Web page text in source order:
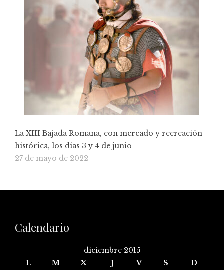
La XIII Bajada Romana, con mercado y recreación
histórica, los días 3 y 4 de junio
27 de mayo de 2022
Calendario
diciembre 2015
L
M X J V S
D